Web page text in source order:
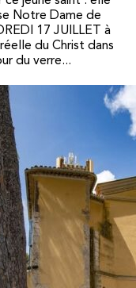
Notre Dame de
17 JUILLET à
du Christ dans
du verre...